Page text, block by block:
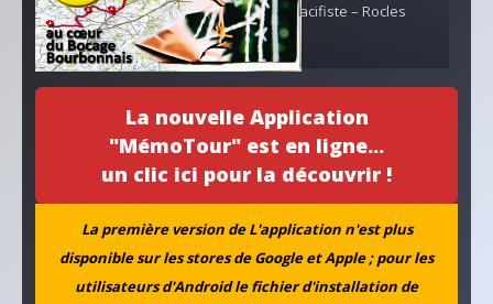
La nouvelle Application
"MémoTour" est en ligne...
un clic ici pour la découvrir !
La première version de L'application n'est plus
disponible sur les stores de Google et Apple ; pour les
utilisateurs d'Android le fichier d'installation de
Casanova Moladier
BESSON
pacifiste – Rocles
Au fil de l'actu...